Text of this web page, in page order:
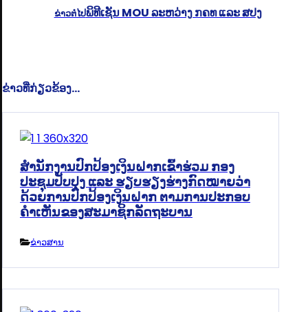
ຂ່າວຕໍ່ໄປພິທີເຊັນ MOU ລະຫວ່າງ ກຄທ ແລະ ສປງ
ຂ່າວທີ່ກ່ຽວຂ້ອງ...
ສໍານັກງານປົກປ້ອງເງິນຝາກເຂົ້າຮ່ວມ ກອງ
ປະຊຸມປັບປຸງ ແລະ ຮຽບຮຽງຮ່າງກົດໝາຍວ່າ
ດ້ວຍການປົກປ້ອງເງິນຝາກ ຕາມການປະກອບ
ຄຳເຫັນຂອງສະມາຊິກລັດຖະບານ
ຂ່າວສານ